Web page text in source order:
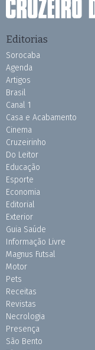
Editorias
Sorocaba
Agenda
Artigos
Brasil
Canal 1
Casa e Acabamento
Cinema
Cruzeirinho
Do Leitor
Educação
Esporte
Economia
Editorial
Exterior
Guia Saúde
Informação Livre
Magnus Futsal
Motor
Pets
Receitas
Revistas
Necrologia
Presença
São Bento